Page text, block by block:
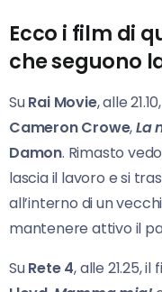
Ecco i film di
che seguono
SuRai Movie, alle
Cameron Crowe,La
Damon. Rimasto
lascia il lavoro e si
all’interno di un
mantenere attivo il
SuRete 4, alle 21.25,